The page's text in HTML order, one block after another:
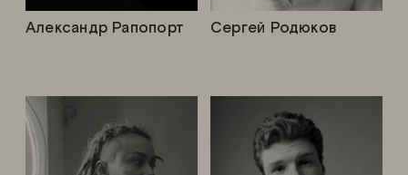
Александр Рапопорт Сергей Родюков